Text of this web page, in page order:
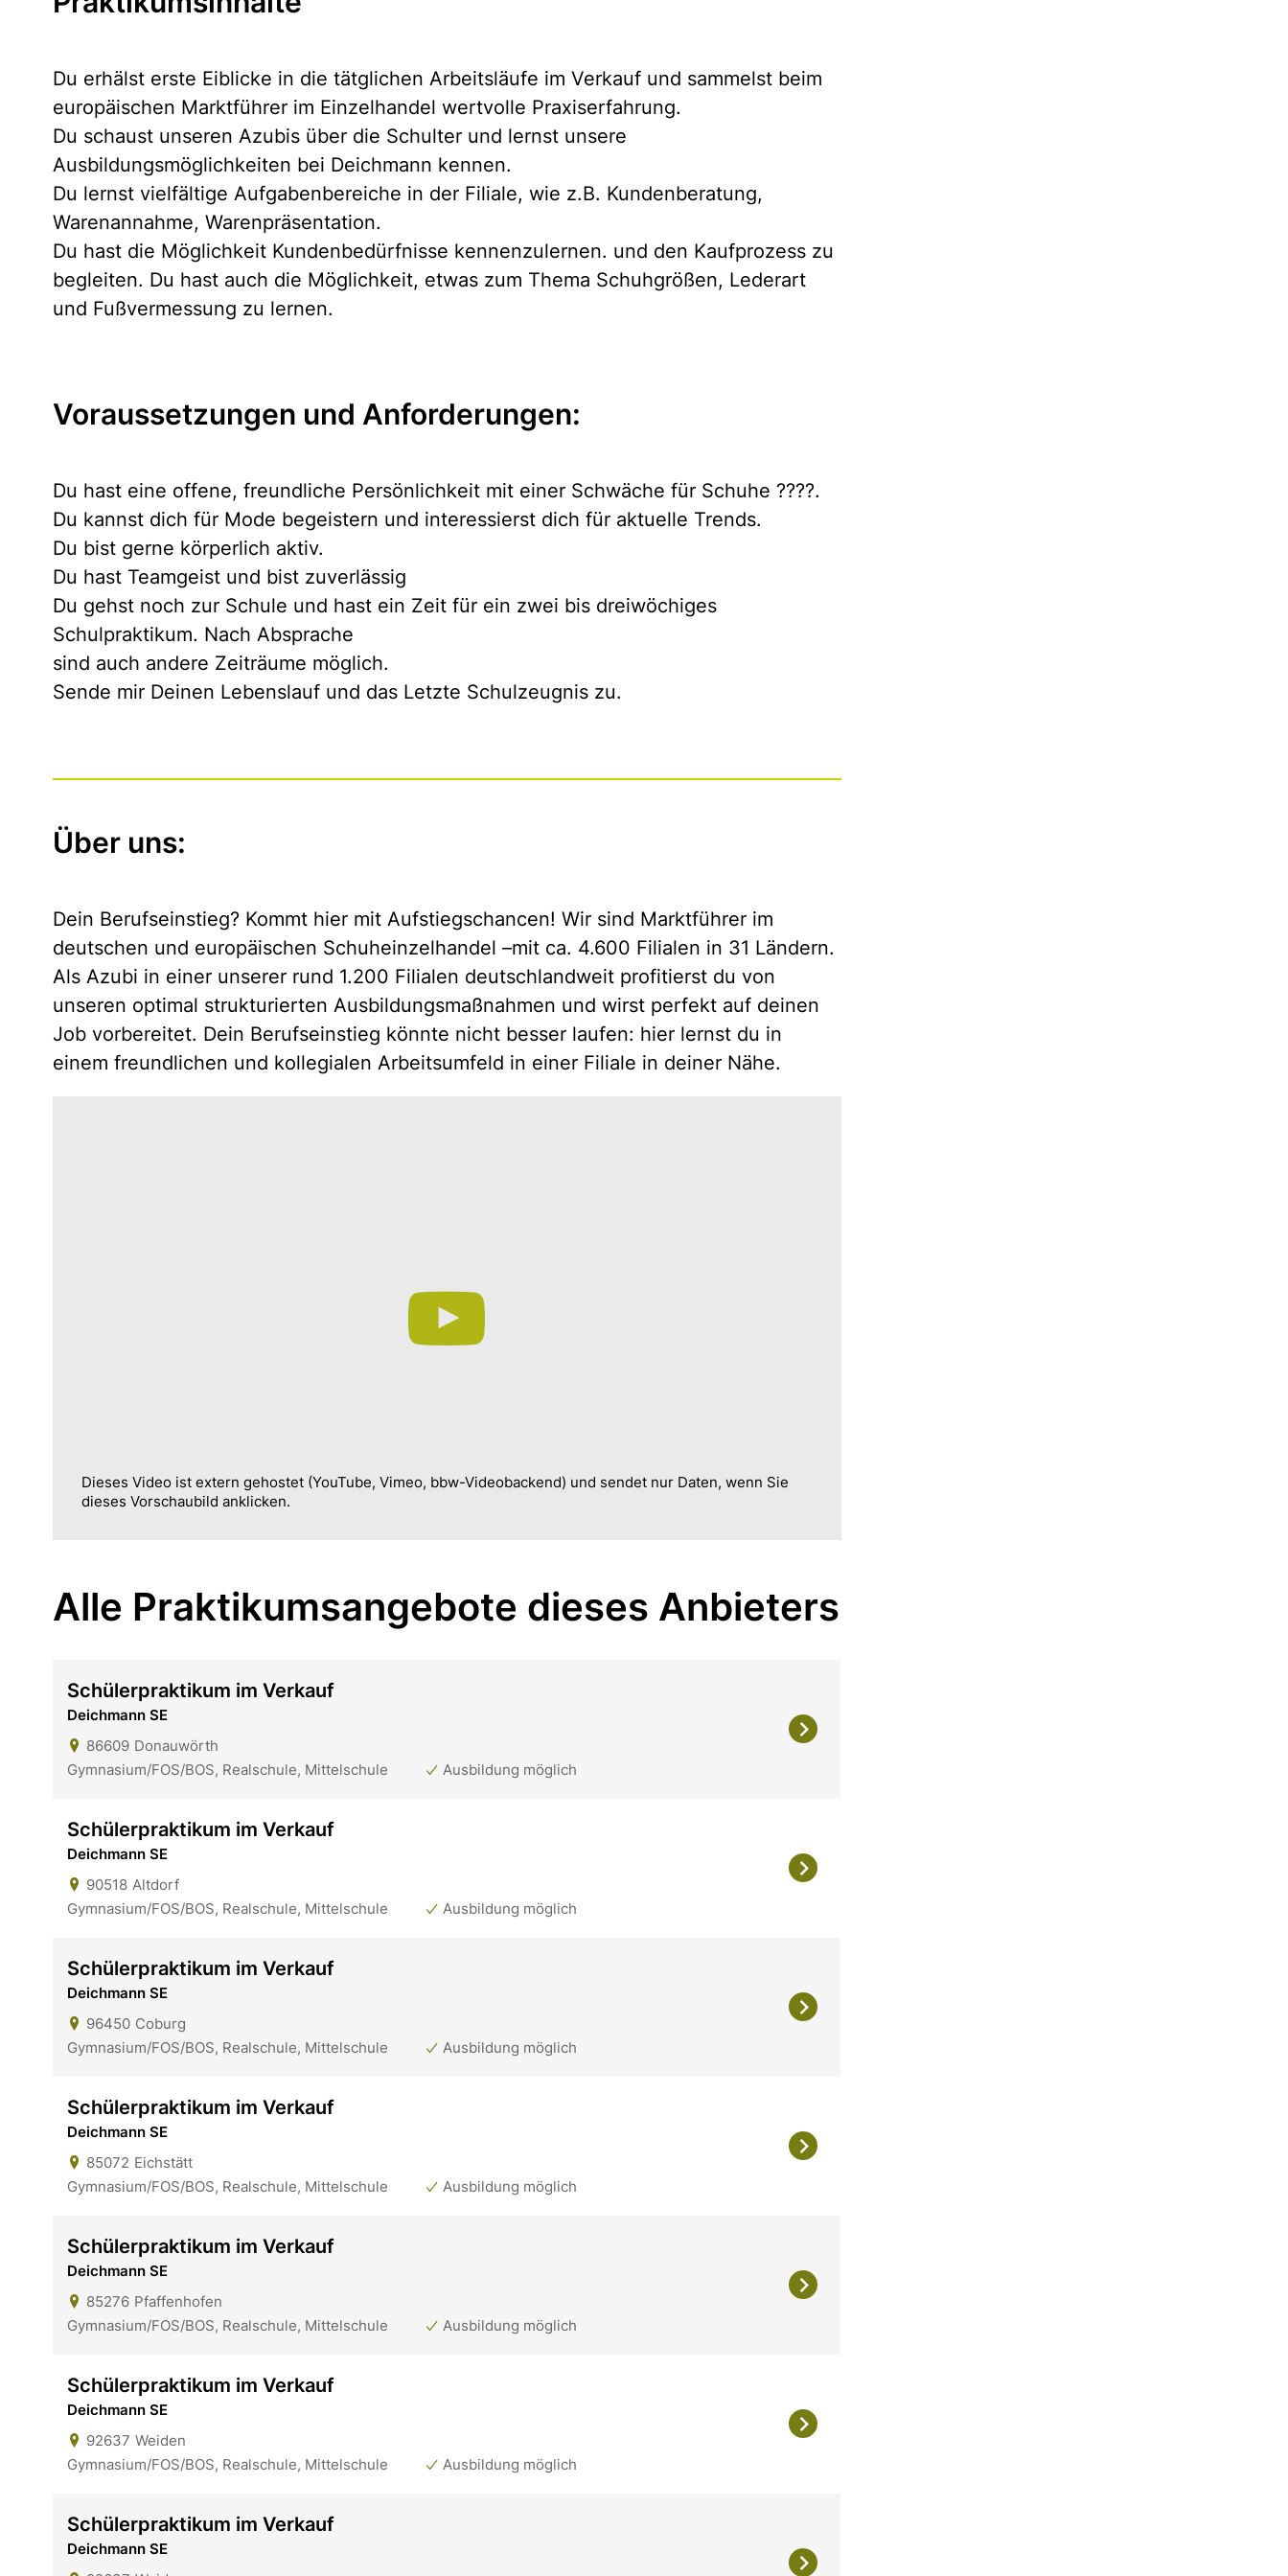
Du erhälst erste Eiblicke in die tätglichen Arbeitsläufe im Verkauf und sammelst beim
europäischen Marktführer im Einzelhandel wertvolle Praxiserfahrung.
Du schaust unseren Azubis über die Schulter und lernst unsere
Ausbildungsmöglichkeiten bei Deichmann kennen.
Du lernst vielfältige Aufgabenbereiche in der Filiale, wie z.B. Kundenberatung,
Warenannahme, Warenpräsentation.
Du hast die Möglichkeit Kundenbedürfnisse kennenzulernen. und den Kaufprozess zu
begleiten. Du hast auch die Möglichkeit, etwas zum Thema Schuhgrößen, Lederart
und Fußvermessung zu lernen.
Voraussetzungen und Anforderungen:
Du hast eine offene, freundliche Persönlichkeit mit einer Schwäche für Schuhe ????.
Du kannst dich für Mode begeistern und interessierst dich für aktuelle Trends.
Du bist gerne körperlich aktiv.
Du hast Teamgeist und bist zuverlässig
Du gehst noch zur Schule und hast ein Zeit für ein zwei bis dreiwöchiges
Schulpraktikum. Nach Absprache
sind auch andere Zeiträume möglich.
Sende mir Deinen Lebenslauf und das Letzte Schulzeugnis zu.
Über uns:
Dein Berufseinstieg? Kommt hier mit Aufstiegschancen! Wir sind Marktführer im
deutschen und europäischen Schuheinzelhandel –mit ca. 4.600 Filialen in 31 Ländern.
Als Azubi in einer unserer rund 1.200 Filialen deutschlandweit profitierst du von
unseren optimal strukturierten Ausbildungsmaßnahmen und wirst perfekt auf deinen
Job vorbereitet. Dein Berufseinstieg könnte nicht besser laufen: hier lernst du in
einem freundlichen und kollegialen Arbeitsumfeld in einer Filiale in deiner Nähe.
Dieses Video ist extern gehostet (YouTube, Vimeo, bbw-Videobackend) und sendet nur Daten, wenn Sie
dieses Vorschaubild anklicken.
Alle Praktikumsangebote dieses Anbieters
Schülerpraktikum im Verkauf
Deichmann SE
86609 Donauwörth
Gymnasium/FOS/BOS, Realschule, Mittelschule
Ausbildung möglich
Schülerpraktikum im Verkauf
Deichmann SE
90518 Altdorf
Gymnasium/FOS/BOS, Realschule, Mittelschule
Ausbildung möglich
Schülerpraktikum im Verkauf
Deichmann SE
96450 Coburg
Gymnasium/FOS/BOS, Realschule, Mittelschule
Ausbildung möglich
Schülerpraktikum im Verkauf
Deichmann SE
85072 Eichstätt
Gymnasium/FOS/BOS, Realschule, Mittelschule
Ausbildung möglich
Schülerpraktikum im Verkauf
Deichmann SE
85276 Pfaffenhofen
Gymnasium/FOS/BOS, Realschule, Mittelschule
Ausbildung möglich
Schülerpraktikum im Verkauf
Deichmann SE
92637 Weiden
Gymnasium/FOS/BOS, Realschule, Mittelschule
Ausbildung möglich
Schülerpraktikum im Verkauf
Deichmann SE